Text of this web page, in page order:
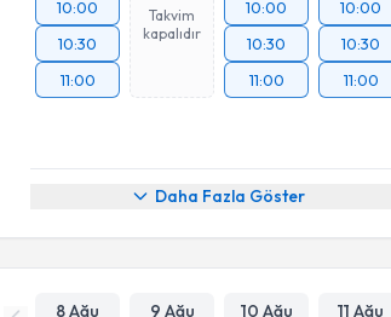
10:00
10:30
11:00
Takvim
kapalıdır
10:00
10:30
11:00
10:00
10:30
11:00
Daha Fazla Göster